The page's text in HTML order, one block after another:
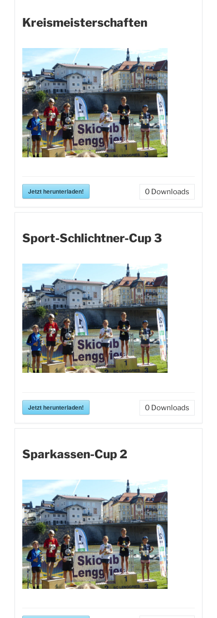
Kreismeisterschaften
Jetzt herunterladen! 0 Downloads
Sport-Schlichtner-Cup 3
Jetzt herunterladen! 0 Downloads
Sparkassen-Cup 2